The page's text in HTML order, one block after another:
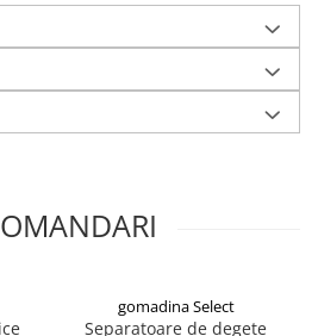
ati intinde degetele de la picioare, de
a te simti mai confortabil fara dureri,
gomadina Select
Separatoare de degete